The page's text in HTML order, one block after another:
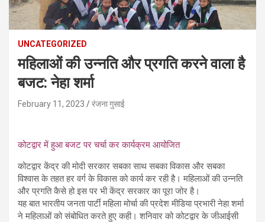
UNCATEGORIZED
महिलाओं की उन्नति और प्रगति करने वाला है
बजट: नेहा शर्मा
February 11, 2023 रंजना गुसाई
कोटद्वार में हुआ बजट पर चर्चा कर कार्यक्रम आयोजित
कोटद्वार केंद्र की मोदी सरकार सबका साथ सबका विकास और सबका
विश्वास के तहत हर वर्ग के विकास को कार्य कर रही है। महिलाओं की उन्नति
और प्रगति कैसे हो इस पर भी केंद्र सरकार का पूरा जोर है।
यह बात भारतीय जनता पार्टी महिला मोर्चा की प्रदेश मीडिया प्रभारी नेहा शर्मा
ने महिलाओं को संबोधित करते हुए कही। शनिवार को कोटद्वार के जीआईसी